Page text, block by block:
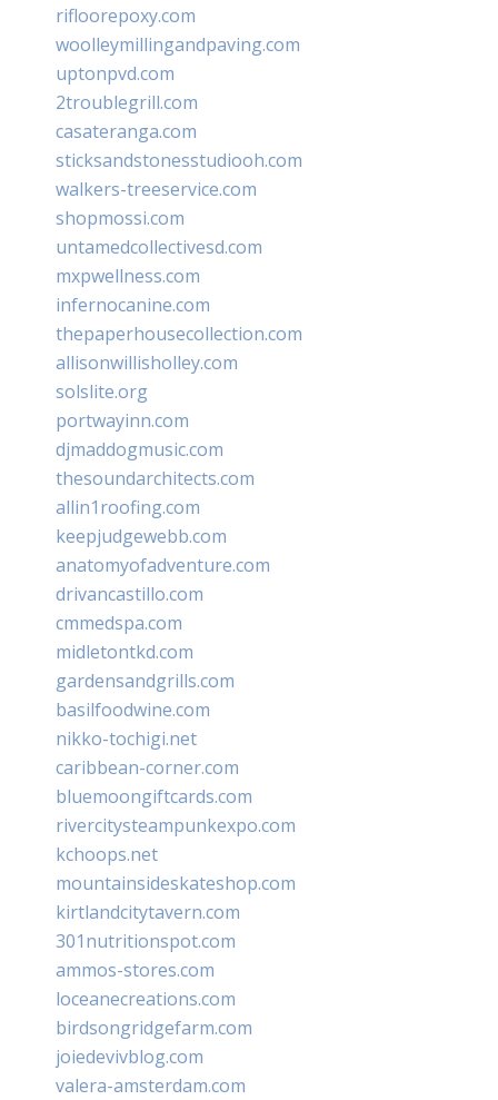
rifloorepoxy.com
woolleymillingandpaving.com
uptonpvd.com
2troublegrill.com
casateranga.com
sticksandstonesstudiooh.com
walkers-treeservice.com
shopmossi.com
untamedcollectivesd.com
mxpwellness.com
infernocanine.com
thepaperhousecollection.com
allisonwillisholley.com
solslite.org
portwayinn.com
djmaddogmusic.com
thesoundarchitects.com
allin1roofing.com
keepjudgewebb.com
anatomyofadventure.com
drivancastillo.com
cmmedspa.com
midletontkd.com
gardensandgrills.com
basilfoodwine.com
nikko-tochigi.net
caribbean-corner.com
bluemoongiftcards.com
rivercitysteampunkexpo.com
kchoops.net
mountainsideskateshop.com
kirtlandcitytavern.com
301nutritionspot.com
ammos-stores.com
loceanecreations.com
birdsongridgefarm.com
joiedevivblog.com
valera-amsterdam.com